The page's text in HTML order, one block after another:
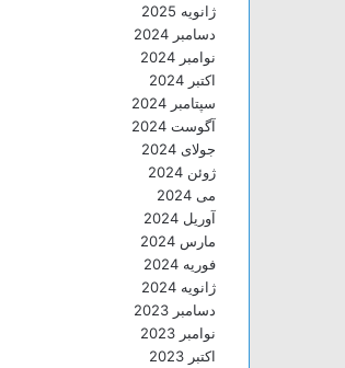
ژانویه 2025
دسامبر 2024
نوامبر 2024
اکتبر 2024
سپتامبر 2024
آگوست 2024
جولای 2024
ژوئن 2024
می 2024
آوریل 2024
مارس 2024
فوریه 2024
ژانویه 2024
دسامبر 2023
نوامبر 2023
اکتبر 2023